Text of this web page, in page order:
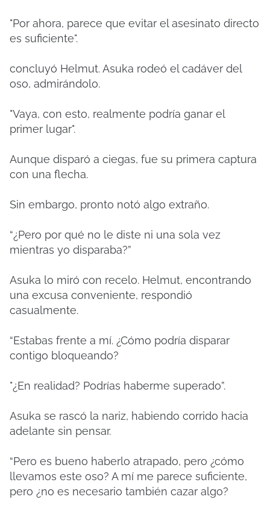
"Por ahora, parece que evitar el asesinato directo
es suficiente".
concluyó Helmut. Asuka rodeó el cadáver del
oso, admirándolo.
"Vaya, con esto, realmente podría ganar el
primer lugar".
Aunque disparó a ciegas, fue su primera captura
con una flecha.
Sin embargo, pronto notó algo extraño.
“¿Pero por qué no le diste ni una sola vez
mientras yo disparaba?”
Asuka lo miró con recelo. Helmut, encontrando
una excusa conveniente, respondió
casualmente.
“Estabas frente a mí. ¿Cómo podría disparar
contigo bloqueando?
"¿En realidad? Podrías haberme superado”.
Asuka se rascó la nariz, habiendo corrido hacia
adelante sin pensar.
“Pero es bueno haberlo atrapado, pero ¿cómo
llevamos este oso? A mí me parece suficiente,
pero ¿no es necesario también cazar algo?